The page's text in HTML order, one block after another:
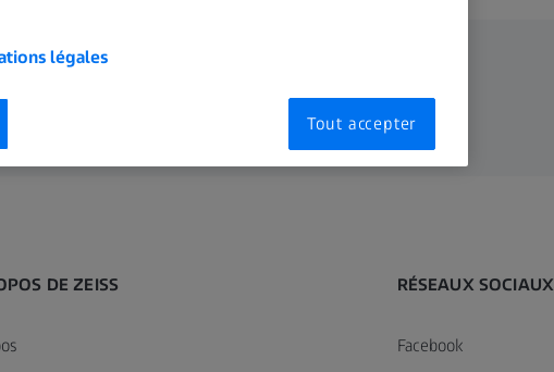
DE ZEISS RÉSEAUX SOCIAUX
Facebook
légales
Tout accepter